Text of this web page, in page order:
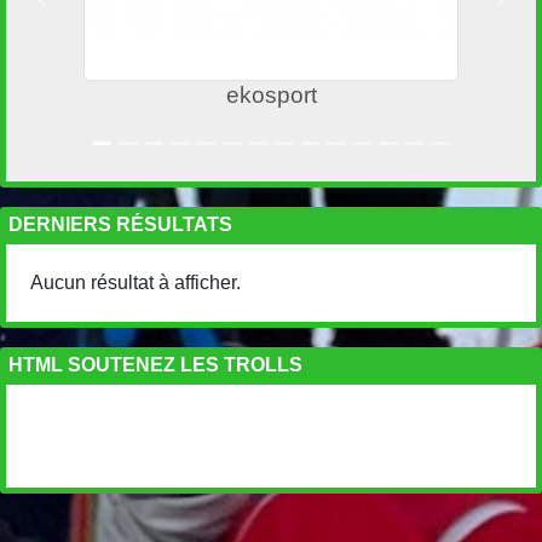
ekosport
DERNIERS RÉSULTATS
Aucun résultat à afficher.
HTML SOUTENEZ LES TROLLS